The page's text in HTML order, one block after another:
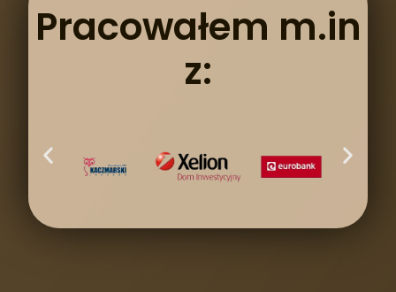
Pracowałem m.in
z: